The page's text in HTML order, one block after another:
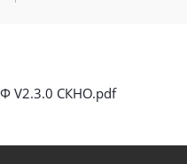
V2.3.0 СКНО.pdf